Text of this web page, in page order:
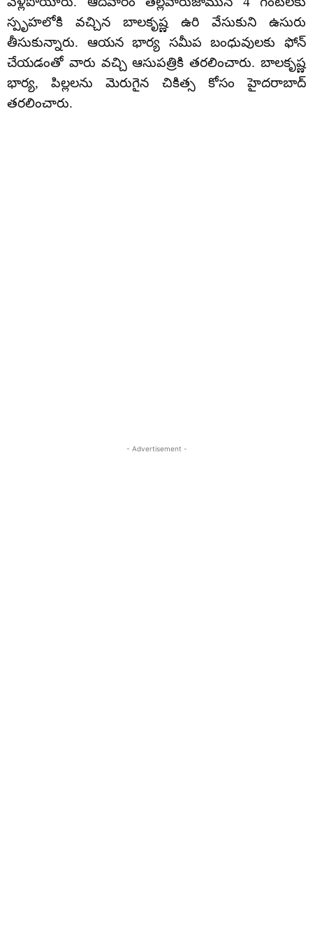
స్పృహలోకి వచ్చిన బాలకృష్ణ ఉరి వేసుకుని ఉసురు
తీసుకున్నారు. ఆయన భార్య సమీప బంధువులకు ఫోన్
చేయడంతో వారు వచ్చి ఆసుపత్రికి తరలించారు. బాలకృష్ణ
భార్య, పిల్లలను మెరుగైన చికిత్స కోసం హైదరాబాద్‌
తరలించారు.
- Advertisement -